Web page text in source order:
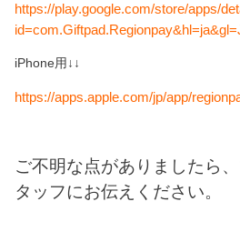
https://play.google.com/store/apps/
iPhone用↓↓
https://apps.apple.com/jp/app/
ご不明な点がありましたら
タッフにお伝えください。